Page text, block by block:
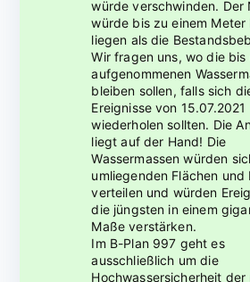
würde verschwinden. Der
würde bis zu einem Meter
liegen als die
Wir fragen uns, wo die bis
aufgenommenen
bleiben sollen, falls sich
Ereignisse von 15.07.2021
wiederholen sollten. Die
liegt auf der Hand! Die
Wassermassen würden
umliegenden Flächen und
verteilen und würden
die jüngsten in einem
Maße verstärken.
Im B-Plan 997 geht es
ausschließlich um die
Hochwassersicherheit der